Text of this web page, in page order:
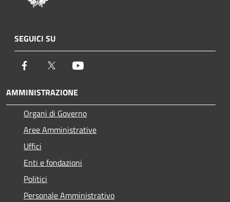
SEGUICI SU
Facebook Twitter
AMMINISTRAZIONE
Organi di Governo
Aree Amministrative
Uffici
Enti e fondazioni
Politici
Personale Amministrativo